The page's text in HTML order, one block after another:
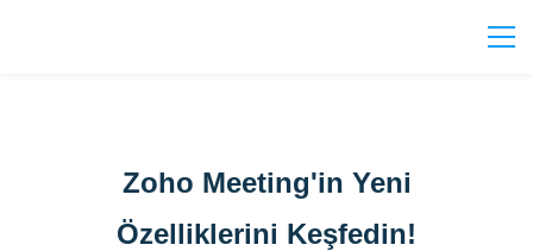
Zoho Meeting'in Yeni
Özelliklerini Keşfedin!